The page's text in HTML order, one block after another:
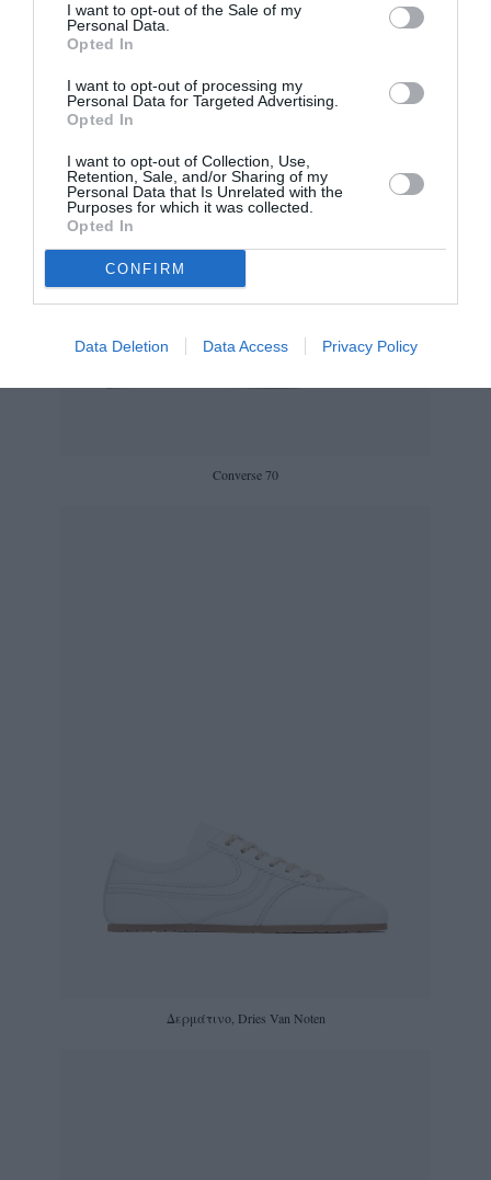
I want to opt-out of the Sale of my
Personal Data.
Opted In
I want to opt-out of processing my
Personal Data for Targeted Advertising.
Opted In
I want to opt-out of Collection, Use,
Retention, Sale, and/or Sharing of my
Personal Data that Is Unrelated with the
Purposes for which it was collected.
Opted In
CONFIRM
Data Deletion Data Access Privacy Policy
Converse 70
Δερμάτινο, Dries Van Noten